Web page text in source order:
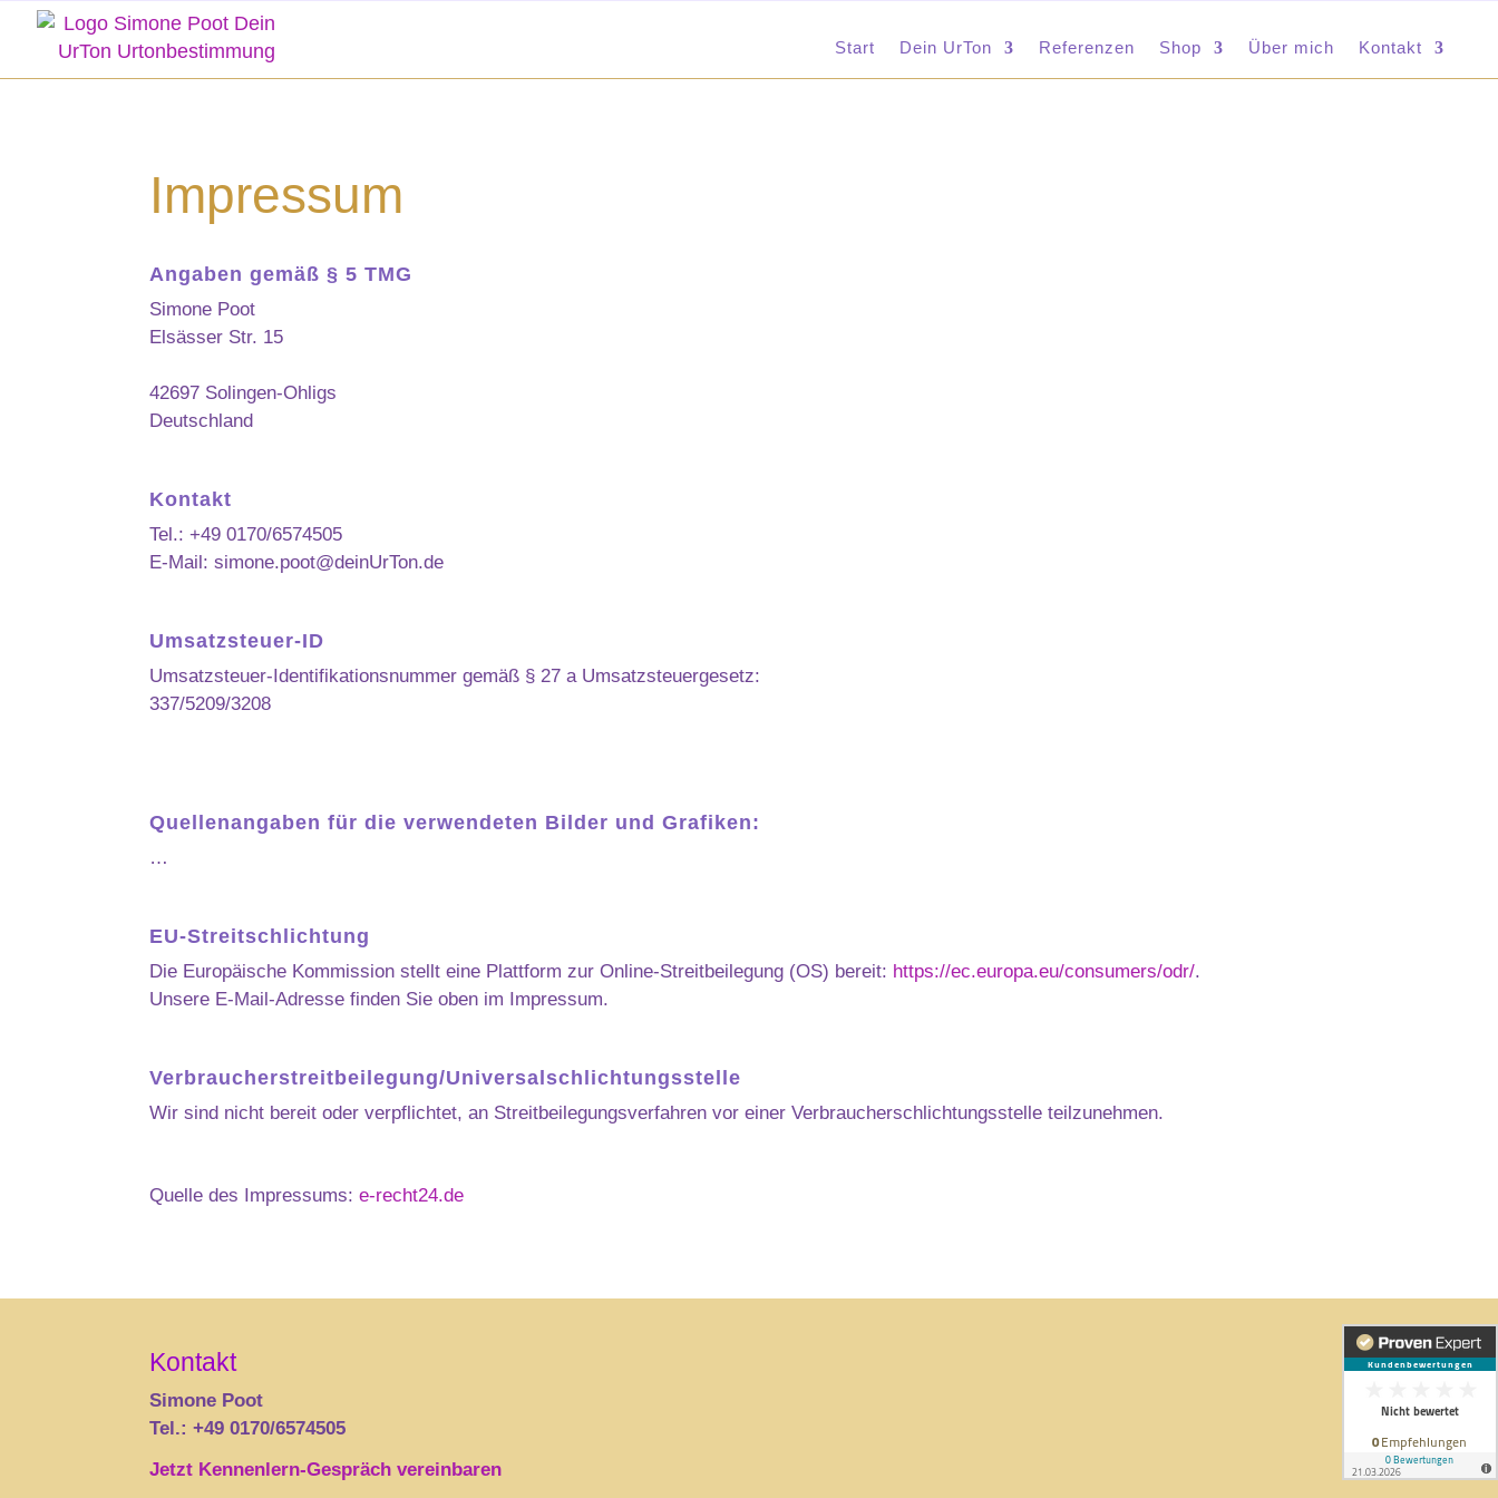
Start Dein UrTon Referenzen Shop Über mich Kontakt
Impressum
Angaben gemäß § 5 TMG
Simone Poot
Elsässer Str. 15
42697 Solingen-Ohligs
Deutschland
Kontakt
Tel.: +49 0170/6574505
E-Mail: simone.poot@deinUrTon.de
Umsatzsteuer-ID
Umsatzsteuer-Identifikationsnummer gemäß § 27 a Umsatzsteuergesetz:
337/5209/3208
Quellenangaben für die verwendeten Bilder und Grafiken:
…
EU-Streitschlichtung
Die Europäische Kommission stellt eine Plattform zur Online-Streitbeilegung (OS) bereit: https://ec.europa.eu/consumers/odr/.
Unsere E-Mail-Adresse finden Sie oben im Impressum.
Verbraucher­streit­beilegung/Universal­schlichtungs­stelle
Wir sind nicht bereit oder verpflichtet, an Streitbeilegungsverfahren vor einer Verbraucherschlichtungsstelle teilzunehmen.
Quelle des Impressums:e-recht24.de
Kontakt
Simone Poot
Tel.: +49 0170/6574505
Jetzt Kennenlern-Gespräch vereinbaren